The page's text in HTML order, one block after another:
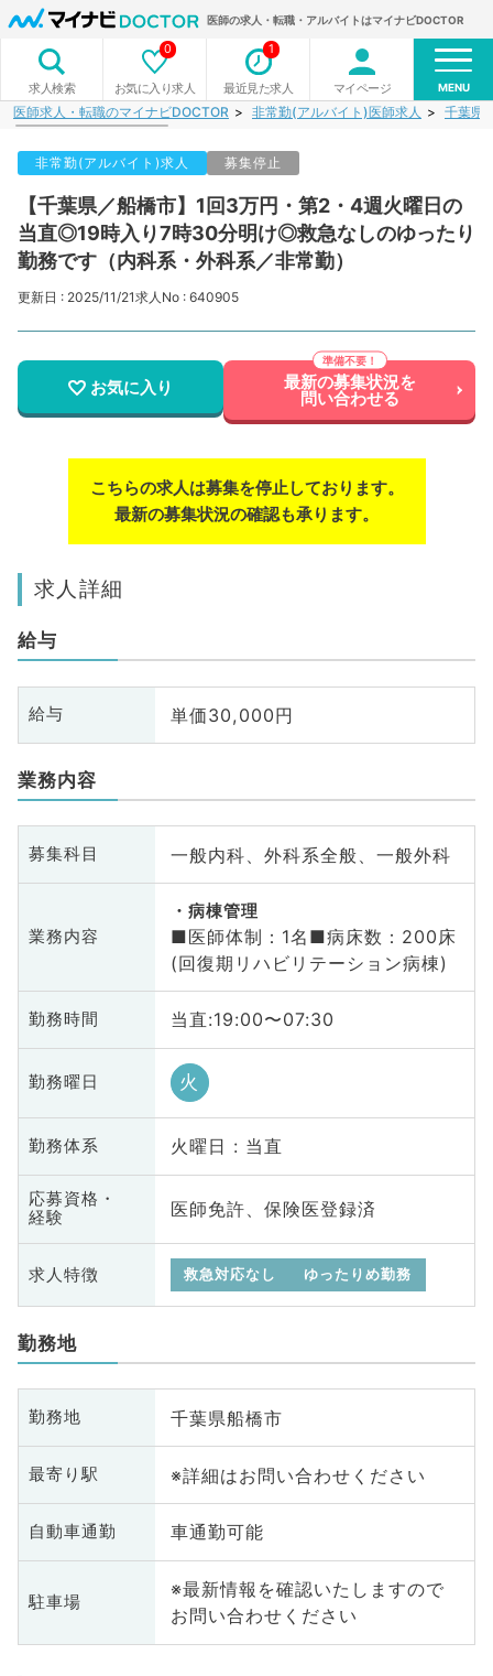
医師の求人・転職・アルバイトはマイナビDOCTOR
求人検索 お気に入り求人
0
最近見た求人
1
マイページ MENU
医師求人・転職のマイナビDOCTOR 非常勤(アルバイト)医師求人 千葉県
非常勤(アルバイト)求人 募集停止
【千葉県／船橋市】1回3万円・第2・4週火曜日の
当直◎19時入り7時30分明け◎救急なしのゆったり
勤務です（内科系・外科系／非常勤）
更新日 : 2025/11/21求人No : 640905
お気に入り 最新の募集状況を
問い合わせる
こちらの求人は募集を停止しております。
最新の募集状況の確認も承ります。
求人詳細
給与
給与 単価30,000円
業務内容
募集科目 一般内科、外科系全般、一般外科
業務内容
病棟管理
■医師体制：1名■病床数：200床
(回復期リハビリテーション病棟)
勤務時間 当直:19:00〜07:30
勤務曜日 火
勤務体系 火曜日 : 当直
応募資格・
経験
医師免許、保険医登録済
求人特徴 救急対応なし ゆったりめ勤務
勤務地
勤務地 千葉県船橋市
最寄り駅 ※詳細はお問い合わせください
自動車通勤 車通勤可能
駐車場
※最新情報を確認いたしますので
お問い合わせください